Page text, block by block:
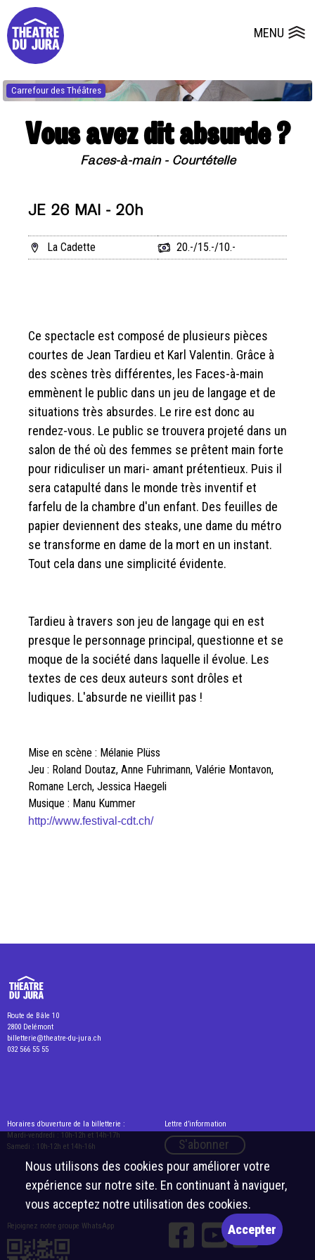
MENU
Presse
Salles
Dépôts de dossiers
Carrefour des Théâtres
Vous avez dit absurde ?
Faces-à-main - Courtételle
Ce spectacle est composé de plusieurs pièces
courtes de Jean Tardieu et Karl Valentin. Grâce à
des scènes très différentes, les Faces-à-main
emmènent le public dans un jeu de langage et de
situations très absurdes. Le rire est donc au
rendez-vous. Le public se trouvera projeté dans un
salon de thé où des femmes se prêtent main forte
pour ridiculiser un mari- amant prétentieux. Puis il
sera catapulté dans le monde très inventif et
farfelu de la chambre d'un enfant. Des feuilles de
papier deviennent des steaks, une dame du métro
se transforme en dame de la mort en un instant.
Tout cela dans une simplicité évidente.
Tardieu à travers son jeu de langage qui en est
presque le personnage principal, questionne et se
moque de la société dans laquelle il évolue. Les
textes de ces deux auteurs sont drôles et
ludiques. L'absurde ne vieillit pas !
Mise en scène : Mélanie Plüss
Jeu : Roland Doutaz, Anne Fuhrimann, Valérie Montavon,
Romane Lerch, Jessica Haegeli
Musique : Manu Kummer
http://www.festival-cdt.ch/
JE 26 MAI - 20h
La Cadette 20.-/15.-/10.-
Route de Bâle 10
2800 Delémont
billetterie@theatre-du-jura.ch
032 566 55 55
Horaires d’ouverture de la billetterie :
Mardi-vendredi : 10h-12h et 14h-17h
Samedi : 10h-12h et 14h-16h
Lettre d’information
S'abonner
Rejoignez notre groupe WhatsApp
Nous utilisons des cookies pour améliorer votre
expérience sur notre site. En continuant à naviguer,
vous acceptez notre utilisation des cookies.
Accepter